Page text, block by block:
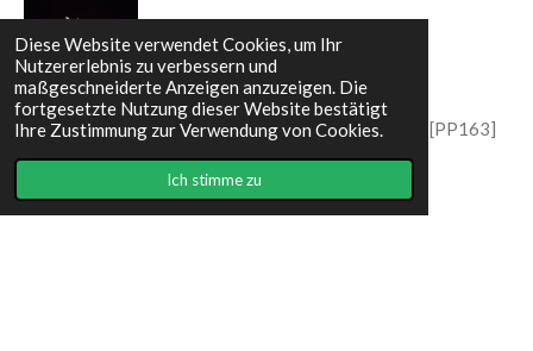
Diese Website verwendet Cookies, um Ihr
Nutzererlebnis zu verbessern und
maßgeschneiderte Anzeigen anzuzeigen. Die
fortgesetzte Nutzung dieser Website bestätigt
Ihre Zustimmung zur Verwendung von Cookies.
Ich stimme zu
Pelecyphora lloydii, Las Palomas, Coahuila, Mexiko [PP163]
bis -5 Grad